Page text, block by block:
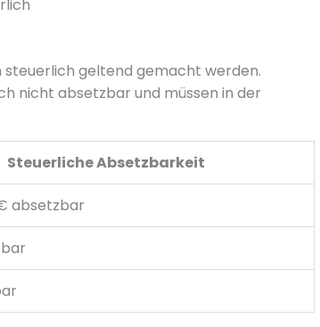
steuerlich geltend gemacht werden.
nicht absetzbar und müssen in der
Steuerliche Absetzbarkeit
absetzbar